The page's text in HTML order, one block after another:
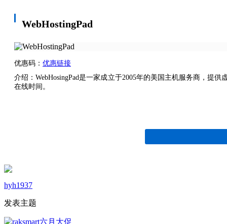
WebHostingPad
优惠码： 优惠链接
介绍：WebHosingPad是一家成立于2005年的美国主机服务商，提
在线时间。
hyh1937
发表主题